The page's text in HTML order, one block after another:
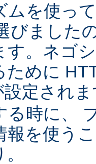
ムを使っ
びました
す。ネゴ
ために
設定され
る時に、
報を使う